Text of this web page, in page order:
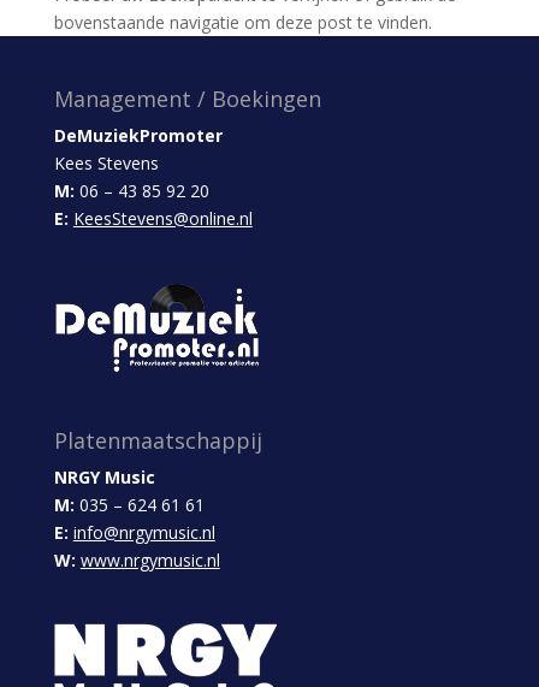
bovenstaande navigatie om deze post te vinden.
Management / Boekingen
DeMuziekPromoter
Kees Stevens
M: 06 – 43 85 92 20
E: KeesStevens@online.nl
Platenmaatschappij
NRGY Music
M: 035 – 624 61 61
E: info@nrgymusic.nl
W: www.nrgymusic.nl